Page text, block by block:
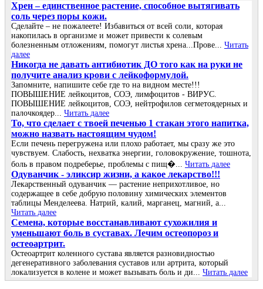
Хрен – единственное растение, способное вытягивать
соль через поры кожи.
Сделайте – не пожалеете! Избавиться от всей соли, которая
накопилась в организме и может привести к солевым
болезненным отложениям, помогут листья хрена...Прове... Читать
далее
Никогда не давать антибиотик ДО того как на руки не
получите анализ крови с лейкоформулой.
Запомните, напишите себе где то на видном месте!!!
ПОВЫШЕНИЕ лейкоцитов, СОЭ, лимфоцитов - ВИРУС.
ПОВЫШЕНИЕ лейкоцитов, СОЭ, нейтрофилов сегметоядерных и
палочкоядер... Читать далее
То, что сделает с твоей печенью 1 стакан этого напитка,
можно назвать настоящим чудом!
Если печень перегружена или плохо работает, мы сразу же это
чувствуем. Слабость, нехватка энергии, головокружение, тошнота,
боль в правом подреберье, проблемы с пищ�... Читать далее
Одуванчик - эликсир жизни, а какое лекарство!!!
Лекарственный одуванчик — растение неприхотливое, но
содержащее в себе добрую половину химических элементов
таблицы Менделеева. Натрий, калий, марганец, магний, а...
Читать далее
Семена, которые восстанавливают сухожилия и
уменьшают боль в суставах. Лечим остеопороз и
остеоартрит.
Остеоартрит коленного сустава является разновидностью
дегенеративного заболевания суставов или артрита, который
локализуется в колене и может вызывать боль и ди... Читать далее